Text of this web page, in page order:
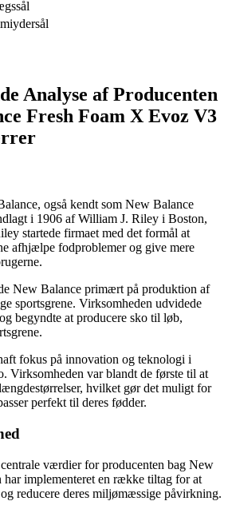
Analyse af Producenten
Fresh Foam X Evoz V3
også kendt som New Balance
i 1906 af William J. Riley i Boston,
startede firmaet med det formål at
afhjælpe fodproblemer og give mere
New Balance primært på produktion af
sportsgrene. Virksomheden udvidede
begyndte at producere sko til løb,
fokus på innovation og teknologi i
Virksomheden var blandt de første til at
hvilket gør det muligt for
perfekt til deres fødder.
værdier for producenten bag New
har implementeret en række tiltag for at
reducere deres miljømæssige påvirkning.